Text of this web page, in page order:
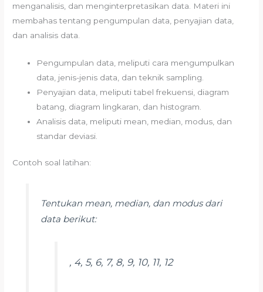
menganalisis, dan menginterpretasikan data. Materi ini
membahas tentang pengumpulan data, penyajian data,
dan analisis data.
Pengumpulan data, meliputi cara mengumpulkan
data, jenis-jenis data, dan teknik sampling.
Penyajian data, meliputi tabel frekuensi, diagram
batang, diagram lingkaran, dan histogram.
Analisis data, meliputi mean, median, modus, dan
standar deviasi.
Contoh soal latihan:
Tentukan mean, median, dan modus dari
data berikut:
, 4, 5, 6, 7, 8, 9, 10, 11, 12